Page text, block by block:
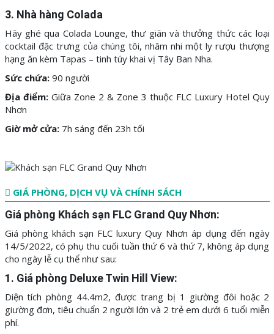
3. Nhà hàng Colada
Hãy ghé qua Colada Lounge, thư giãn và thưởng thức các loại
cocktail đặc trưng của chúng tôi, nhâm nhi một ly rượu thượng
hạng ăn kèm Tapas – tinh túy khai vị Tây Ban Nha.
Sức chứa: 90 người
Địa điểm: Giữa Zone 2 & Zone 3 thuộc FLC Luxury Hotel Quy
Nhơn
Giờ mở cửa: 7h sáng đến 23h tối
GIÁ PHÒNG, DỊCH VỤ VÀ CHÍNH SÁCH
Giá phòng Khách sạn FLC Grand Quy Nhơn:
Giá phòng khách sạn FLC luxury Quy Nhơn áp dụng đến ngày
14/5/2022, có phụ thu cuối tuần thứ 6 và thứ 7, không áp dụng
cho ngày lễ cụ thể như sau:
1. Giá phòng Deluxe Twin Hill View:
Diện tích phòng 44.4m2, được trang bị 1 giường đôi hoặc 2
giường đơn, tiêu chuẩn 2 người lớn và 2 trẻ em dưới 6 tuổi miễn
phí.